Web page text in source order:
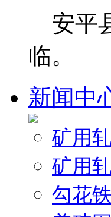
安平
临。
新闻中
矿用
矿用
勾花